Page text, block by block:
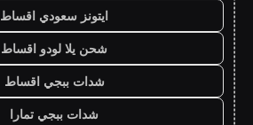
ايتونز سعودي اقساط
شحن يلا لودو اقساط
شدات ببجي اقساط
شدات ببجي تمارا